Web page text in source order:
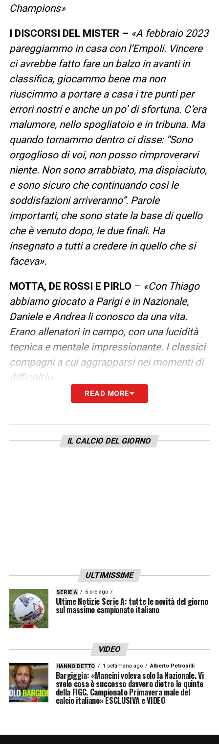
Champions»
I DISCORSI DEL MISTER – «A febbraio 2023
pareggiammo in casa con l’Empoli. Vincere
ci avrebbe fatto fare un balzo in avanti in
classifica, giocammo bene ma non
riuscimmo a portare a casa i tre punti per
errori nostri e anche un po’ di sfortuna. C’era
malumore, nello spogliatoio e in tribuna. Ma
quando tornammo dentro ci disse: “Sono
orgoglioso di voi, non posso rimproverarvi
niente. Non sono arrabbiato, ma dispiaciuto,
e sono sicuro che continuando così le
soddisfazioni arriveranno”. Parole
importanti, che sono state la base di quello
che è venuto dopo, le due finali. Ha
insegnato a tutti a credere in quello che si
faceva».
MOTTA, DE ROSSI E PIRLO – «Con Thiago
abbiamo giocato a Parigi e in Nazionale,
Daniele e Andrea li conosco da una vita.
Erano allenatori in campo, con una lucidità
tecnica e mentale impressionante. I classici
compagni a cui aggrapparsi nei momenti di
difficoltà».
L’ESPERIENZA IN TURCHIA–«Quest’anno
mi sono stati utili per tornare in forma. Mi
mancava il ritmo partita che ho trovato in
Soprattutto ho stimoli forti e tanta voglia di
allenarmi. Sono cose che non bisogna mai
dare per scontate, a nessuna età e in
nessuna situazione. Fino a che starò così
SPALLETTI –«L’Italia ha un ct
preparatissimo, bravo e con una mentalità
vincente. Siamo certamente in ottime mani».
READ MORE
IL CALCIO DEL GIORNO
ULTIMISSIME
SERIE A 5 ore ago
Ultime Notizie Serie A: tutte le novità del giorno
sul massimo campionato italiano
VIDEO
HANNO DETTO 1 settimana ago Alberto Petrosilli
Bargiggia: «Mancini voleva solo la Nazionale. Vi
svelo cosa è successo davvero dietro le quinte
della FIGC. Campionato Primavera male del
calcio italiano» ESCLUSIVA e VIDEO